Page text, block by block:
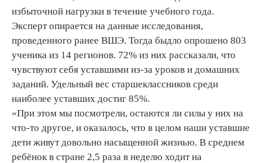
избыточной нагрузки в течение учебного года.
Эксперт опирается на данные исследования,
проведенного ранее ВШЭ. Тогда быдло опрошено 803
ученика из 14 регионов. 72% из них рассказали, что
чувствуют себя уставшими из-за уроков и домашних
заданий. Удельный вес старшеклассников среди
наиболее уставших достиг 85%.
«При этом мы посмотрели, остаются ли силы у них на
что-то другое, и оказалось, что в целом наши уставшие
дети живут довольно насыщенной жизнью. В среднем
ребёнок в стране 2,5 раза в неделю ходит на